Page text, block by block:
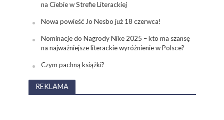
na Ciebie w Strefie Literackiej
Nowa powieść Jo Nesbo już 18 czerwca!
Nominacje do Nagrody Nike 2025 – kto ma szansę
na najważniejsze literackie wyróżnienie w Polsce?
Czym pachną książki?
REKLAMA